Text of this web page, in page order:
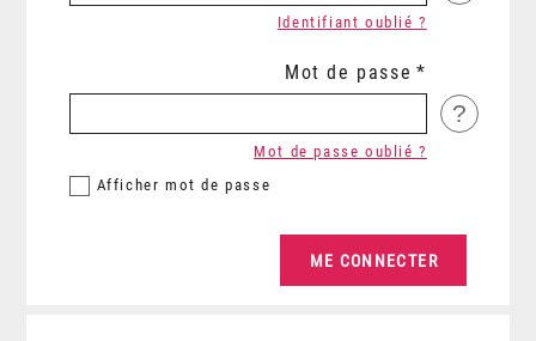
Identifiant oublié ?
Mot de passe
?
Afficher mot de passe
Mot de passe oublié ?